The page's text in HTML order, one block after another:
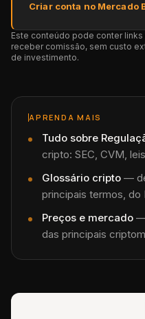
Criar conta no Mercado
Este conteúdo pode conter
receber comissão, sem custo
de investimento.
APRENDA MAIS
Tudo sobre
cripto: SEC, CVM,
Glossário cripto —
principais termos, do
Preços e mercado —
das principais